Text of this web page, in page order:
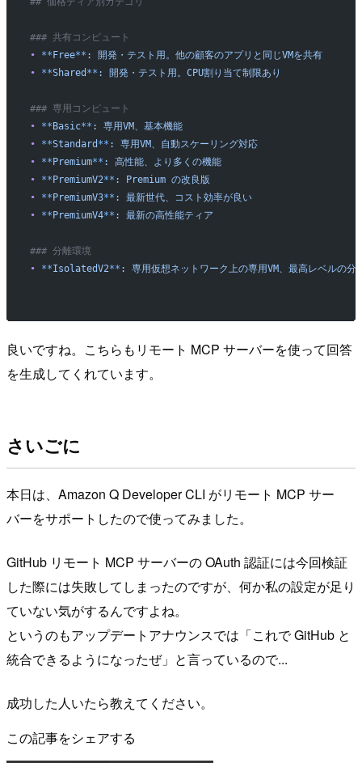
### 共有コンピュート
• **Free** :
開発・テスト用。他の顧客のアプリと同じVMを共有
• **Shared ** : 開発・テスト用。CPU割り当て制限あり
### 専用コンピュート
• **Basic** :
専用VM、基本機能
• **Standard ** :
専用VM、自動スケーリング対応
• **Premium** :
高性能、より多くの機能
• **PremiumV2** : Premium の改良版
• **PremiumV3** :
最新世代、コスト効率が良い
• **PremiumV4** : 最新の高性能ティア
### 分離環境
• **IsolatedV2** : 専用仮想ネットワーク上の専用VM、最高レベルの分
良いですね。こちらもリモート MCP サーバーを使って回答
を生成してくれています。
さいごに
本日は、Amazon Q Developer CLI がリモート MCP サー
バーをサポートしたので使ってみました。
GitHub リモート MCP サーバーの OAuth 認証には今回検証
した際には失敗してしまったのですが、何か私の設定が足り
ていない気がするんですよね。
というのもアップデートアナウンスでは「これで GitHub と
統合できるようになったぜ」と言っているので...
成功した人いたら教えてください。
この記事をシェアする